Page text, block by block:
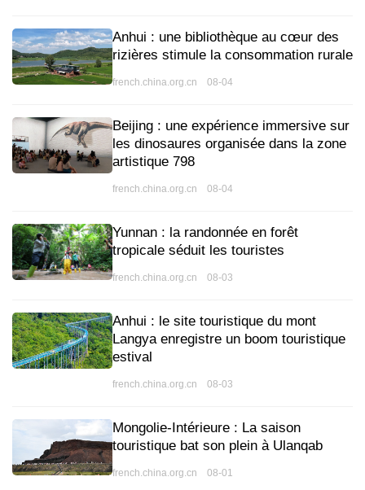
Anhui : une bibliothèque au cœur des
rizières stimule la consommation rurale
french.china.org.cn 08-04
Beijing : une expérience immersive sur
les dinosaures organisée dans la zone
artistique 798
french.china.org.cn 08-04
Yunnan : la randonnée en forêt
tropicale séduit les touristes
french.china.org.cn 08-03
Anhui : le site touristique du mont
Langya enregistre un boom touristique
estival
french.china.org.cn 08-03
Mongolie-Intérieure : La saison
touristique bat son plein à Ulanqab
french.china.org.cn 08-01